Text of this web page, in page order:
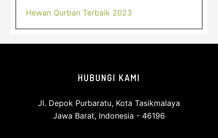
Hewan Qurban Terbaik 2023
HUBUNGI KAMI
Jl. Depok Purbaratu, Kota Tasikmalaya
Jawa Barat, Indonesia - 46196